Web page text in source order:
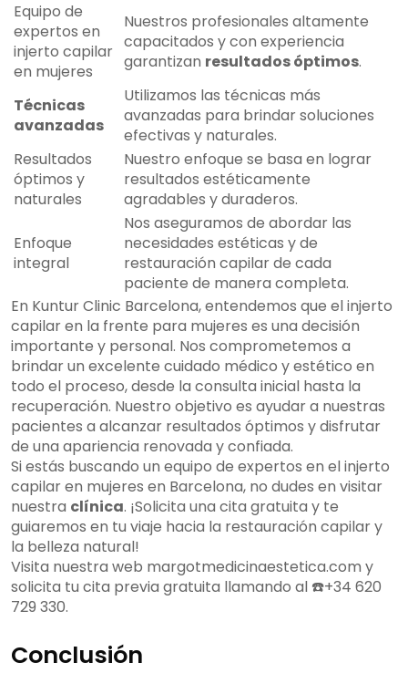
Equipo de
expertos en
injerto capilar
en mujeres
Nuestros profesionales altamente
capacitados y con experiencia
garantizan resultados óptimos.
Técnicas
avanzadas
Utilizamos las técnicas más
avanzadas para brindar soluciones
efectivas y naturales.
Resultados
óptimos y
naturales
Nuestro enfoque se basa en lograr
resultados estéticamente
agradables y duraderos.
Enfoque
integral
Nos aseguramos de abordar las
necesidades estéticas y de
restauración capilar de cada
paciente de manera completa.
En Kuntur Clinic Barcelona, entendemos que el injerto
capilar en la frente para mujeres es una decisión
importante y personal. Nos comprometemos a
brindar un excelente cuidado médico y estético en
todo el proceso, desde la consulta inicial hasta la
recuperación. Nuestro objetivo es ayudar a nuestras
pacientes a alcanzar resultados óptimos y disfrutar
de una apariencia renovada y confiada.
Si estás buscando un equipo de expertos en el injerto
capilar en mujeres en Barcelona, no dudes en visitar
nuestra clínica. ¡Solicita una cita gratuita y te
guiaremos en tu viaje hacia la restauración capilar y
la belleza natural!
Visita nuestra web margotmedicinaestetica.com y
solicita tu cita previa gratuita llamando al ☎️+34 620
729 330.
Conclusión